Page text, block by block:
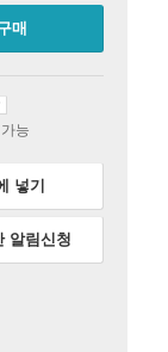
매
능
넣기
알림신청